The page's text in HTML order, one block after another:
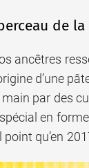
de
ancêtres
d’une
par des
en
point qu’en